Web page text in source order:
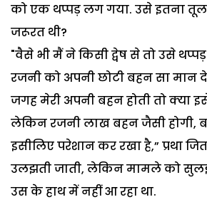
को एक थप्पड़ लग गया. उसे इतना
जरूरत थी?
"वैसे भी मैं ने किसी द्वेष से तो उसे थप्पड़
रजनी को अपनी छोटी बहन सा मान
जगह मेरी अपनी बहन होती तो क्या
लेकिन रजनी लाख बहन जैसी होगी,
इसीलिए परेशान कर रखा है,” प्रथा
उलझती जाती, लेकिन मामले को
उस के हाथ में नहीं आ रहा था.